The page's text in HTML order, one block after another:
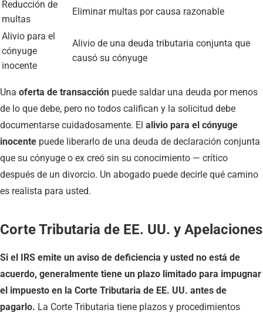
Reducción de
multas
Eliminar multas por causa razonable
Alivio para el
cónyuge
inocente
Alivio de una deuda tributaria conjunta que
causó su cónyuge
Una oferta de transacción puede saldar una deuda por menos
de lo que debe, pero no todos califican y la solicitud debe
documentarse cuidadosamente. El alivio para el cónyuge
inocente puede liberarlo de una deuda de declaración conjunta
que su cónyuge o ex creó sin su conocimiento — crítico
después de un divorcio. Un abogado puede decirle qué camino
es realista para usted.
Corte Tributaria de EE. UU. y Apelaciones
Si el IRS emite un aviso de deficiencia y usted no está de
acuerdo, generalmente tiene un plazo limitado para impugnar
el impuesto en la Corte Tributaria de EE. UU. antes de
pagarlo. La Corte Tributaria tiene plazos y procedimientos